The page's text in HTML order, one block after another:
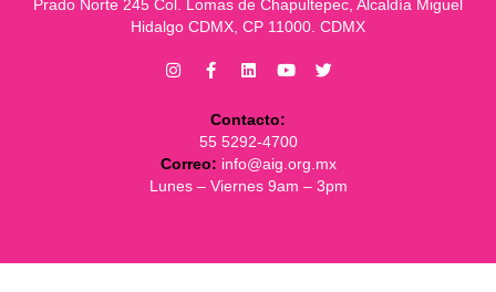
Prado Norte 245 Col. Lomas de Chapultepec, Alcaldía Miguel
Hidalgo CDMX, CP 11000. CDMX
Contacto:
55 5292-4700
Correo: info@aig.org.mx
Lunes – Viernes 9am – 3pm